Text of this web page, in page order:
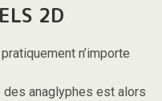
2D
n’importe
des anaglyphes est alors